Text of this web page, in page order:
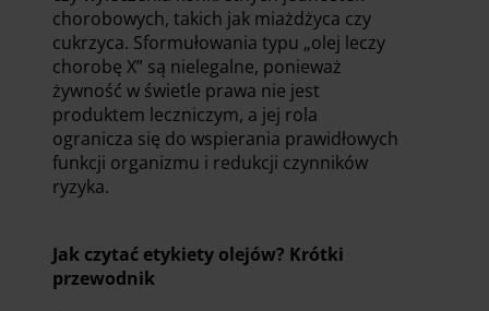
chorobowych, takich jak miażdżyca czy
cukrzyca. Sformułowania typu „olej leczy
chorobę X” są nielegalne, ponieważ
żywność w świetle prawa nie jest
produktem leczniczym, a jej rola
ogranicza się do wspierania prawidłowych
funkcji organizmu i redukcji czynników
ryzyka.
Jak czytać etykiety olejów? Krótki
przewodnik